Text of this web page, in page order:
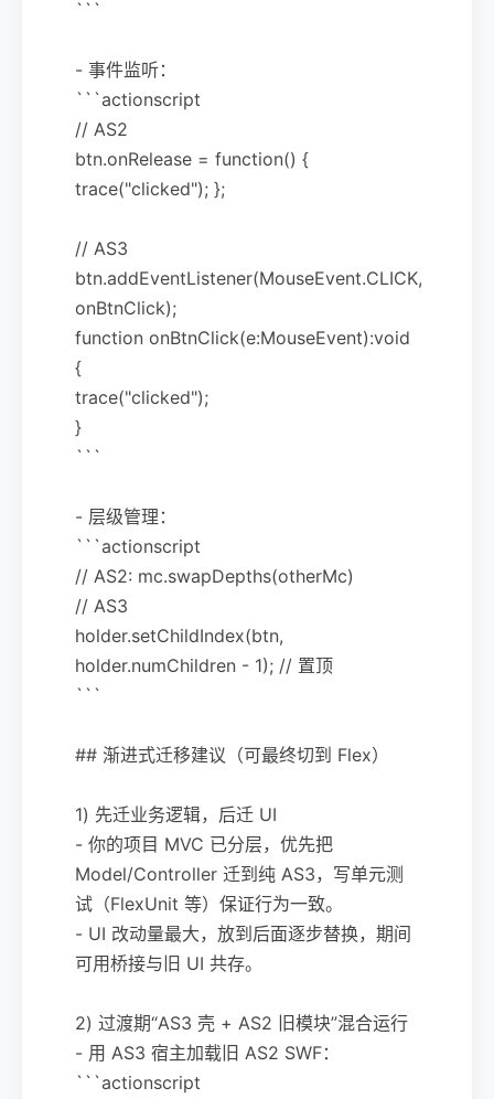
```
- 事件监听：
```actionscript
// AS2
btn.onRelease = function() {
trace("clicked"); };
// AS3
btn.addEventListener(MouseEvent.CLICK,
onBtnClick);
function onBtnClick(e:MouseEvent):void
{
trace("clicked");
}
```
- 层级管理：
```actionscript
// AS2: mc.swapDepths(otherMc)
// AS3
holder.setChildIndex(btn,
holder.numChildren - 1); // 置顶
```
## 渐进式迁移建议（可最终切到 Flex）
1) 先迁业务逻辑，后迁 UI
- 你的项目 MVC 已分层，优先把
Model/Controller 迁到纯 AS3，写单元测
试（FlexUnit 等）保证行为一致。
- UI 改动量最大，放到后面逐步替换，期间
可用桥接与旧 UI 共存。
2) 过渡期“AS3 壳 + AS2 旧模块”混合运行
- 用 AS3 宿主加载旧 AS2 SWF：
```actionscript